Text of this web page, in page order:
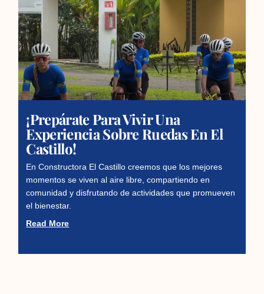
¡Prepárate Para Vivir Una
Experiencia Sobre Ruedas En El
Castillo!
En Constructora El Castillo creemos que los mejores
momentos se viven al aire libre, compartiendo en
comunidad y disfrutando de actividades que promueven
el bienestar.
Read More